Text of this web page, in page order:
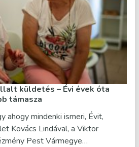
küldetés – Évi évek óta
támasza
ahogy mindenki ismeri, Évit,
Kovács Lindával, a Viktor
Pest Vármegye…